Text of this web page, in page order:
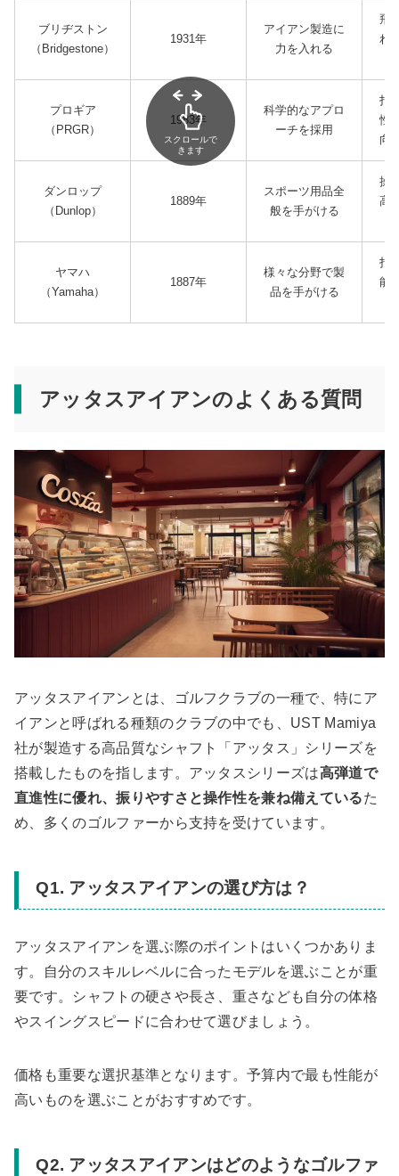
ブリヂストン
（Bridgestone）
1931年
アイアン製造に
力を入れる
飛
れ
プロギア
（PRGR）
1983年
科学的なアプロ
ーチを採用
打
性
向
ダンロップ
（Dunlop）
1889年
スポーツ用品全
般を手がける
操
高
ヤマハ
（Yamaha）
1887年
様々な分野で製
品を手がける
打
能
スクロールで
きます
アッタスアイアンのよくある質問
アッタスアイアンとは、ゴルフクラブの一種で、特にア
イアンと呼ばれる種類のクラブの中でも、UST Mamiya
社が製造する高品質なシャフト「アッタス」シリーズを
搭載したものを指します。アッタスシリーズは高弾道で
直進性に優れ、振りやすさと操作性を兼ね備えているた
め、多くのゴルファーから支持を受けています。
Q1. アッタスアイアンの選び方は？
アッタスアイアンを選ぶ際のポイントはいくつかありま
す。自分のスキルレベルに合ったモデルを選ぶことが重
要です。シャフトの硬さや長さ、重さなども自分の体格
やスイングスピードに合わせて選びましょう。
価格も重要な選択基準となります。予算内で最も性能が
高いものを選ぶことがおすすめです。
Q2. アッタスアイアンはどのようなゴルファ